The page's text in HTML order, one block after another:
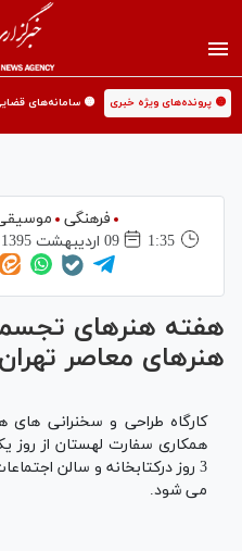
🟡 پرونده‌های ویژه خبری 🟡 سامانه‌های
فرهنگی
1:35
09 ارديبهشت 1395
هفته هنرهای
هنرهای معاصر تهران
کارگاه طراحی و سخنرانی
3 روز درکتابخانه و سالن
می شود.